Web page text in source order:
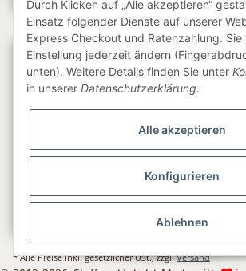
Gesetzliche Informationen
* Alle Preise inkl. gesetzlicher USt., zzgl.Versand
Durch Klicken auf „Alle akzeptieren“
Einsatz folgender Dienste auf unserer
Express Checkout und Ratenzahlung. Sie
Einstellung jederzeit ändern
unten). Weitere Details finden Sie unter
in unserer Datenschutzerklärung.
Alle akzeptieren
Konfigurieren
Ablehnen